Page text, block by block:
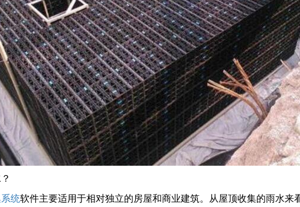
统软件主要适用于相对独立的房屋和商业建筑。从屋顶收集的雨水来